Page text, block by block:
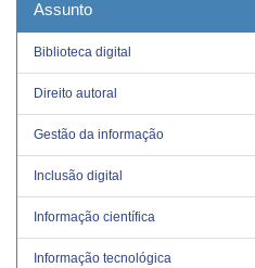
Assunto
Biblioteca digital
Direito autoral
Gestão da informação
Inclusão digital
Informação científica
Informação tecnológica